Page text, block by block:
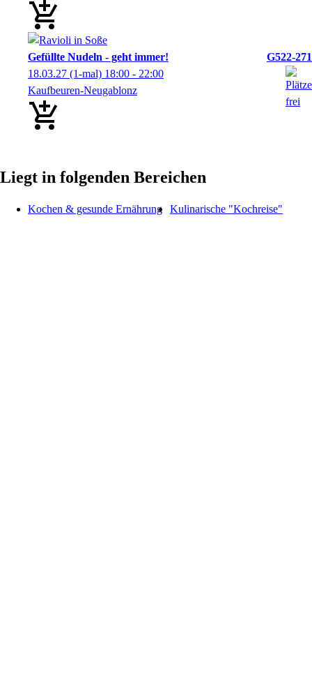
Gefüllte Nudeln - geht immer!
G522-271
18.03.27 (1-mal) 18:00 - 22:00
Kaufbeuren-Neugablonz
Liegt in folgenden Bereichen
Kochen & gesunde Ernährung Kulinarische "Kochreise"